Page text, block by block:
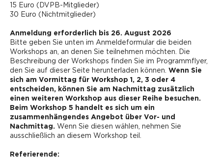
15 Euro (DVPB-Mitglieder)
30 Euro (Nichtmitglieder)
Anmeldung erforderlich bis 26. August 2026
Bitte geben Sie unten im Anmeldeformular die beiden
Workshops an, an denen Sie teilnehmen möchten. Die
Beschreibung der Workshops finden Sie im Programmflyer,
den Sie auf dieser Seite herunterladen können. Wenn Sie
sich am Vormittag für Workshop 1, 2, 3 oder 4
entscheiden, können Sie am Nachmittag zusätzlich
einen weiteren Workshop aus dieser Reihe besuchen.
Beim Workshop 5 handelt es sich um ein
zusammenhängendes Angebot über Vor- und
Nachmittag. Wenn Sie diesen wählen, nehmen Sie
ausschließlich an diesem Workshop teil.
Referierende: